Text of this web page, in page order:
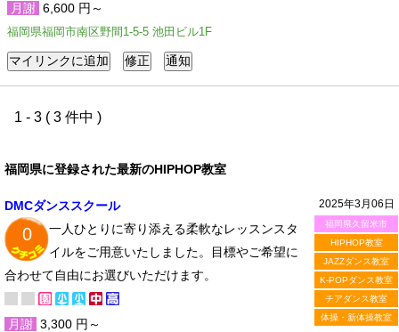
月謝 6,600 円～
福岡県福岡市南区野間1-5-5 池田ビル1F
1 - 3 ( 3 件中 )
福岡県に登録された最新のHIPHOP教室
2025年3月06日
福岡県久留米市
HIPHOP教室
JAZZダンス教室
K-POPダンス教室
チアダンス教室
体操・新体操教室
DMCダンススクール
0
一人ひとりに寄り添える柔軟なレッスンスタ
イルをご用意いたしました。目標やご希望に
合わせて自由にお選びいただけます。
月謝 3,300 円～